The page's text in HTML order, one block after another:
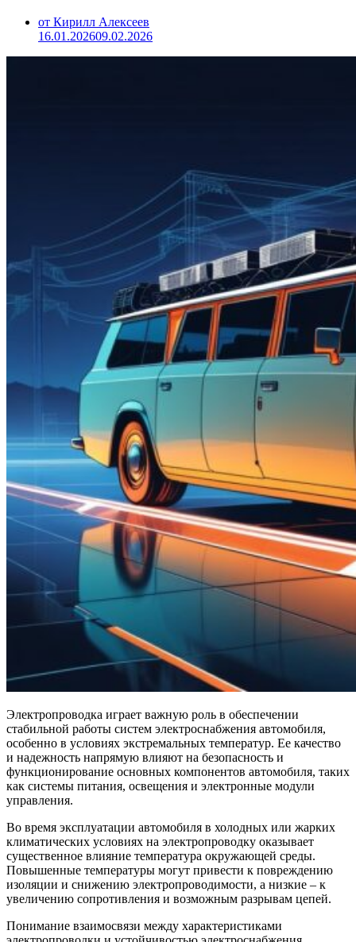
от Кирилл Алексеев
16.01.202609.02.2026
Электропроводка играет важную роль в обеспечении
стабильной работы систем электроснабжения автомобиля,
особенно в условиях экстремальных температур. Ее качество
и надежность напрямую влияют на безопасность и
функционирование основных компонентов автомобиля, таких
как системы питания, освещения и электронные модули
управления.
Во время эксплуатации автомобиля в холодных или жарких
климатических условиях на электропроводку оказывает
существенное влияние температура окружающей среды.
Повышенные температуры могут привести к повреждению
изоляции и снижению электропроводимости, а низкие – к
увеличению сопротивления и возможным разрывам цепей.
Понимание взаимосвязи между характеристиками